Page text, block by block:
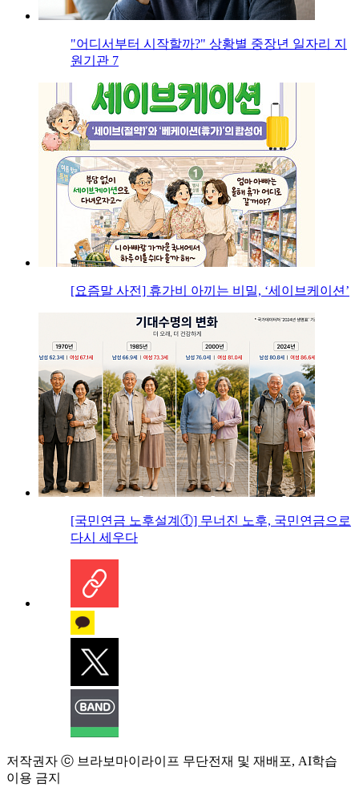
"어디서부터 시작할까?" 상황별 중장년 일자리 지
원기관 7
[요즘말 사전] 휴가비 아끼는 비밀, ‘세이브케이션’
[국민연금 노후설계①] 무너진 노후, 국민연금으로
다시 세우다
저작권자 ⓒ 브라보마이라이프 무단전재 및 재배포, AI학습
이용 금지